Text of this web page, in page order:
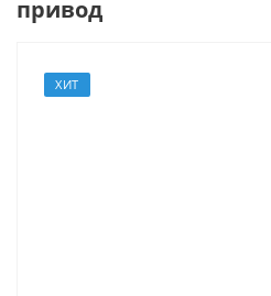
привод
ХИТ